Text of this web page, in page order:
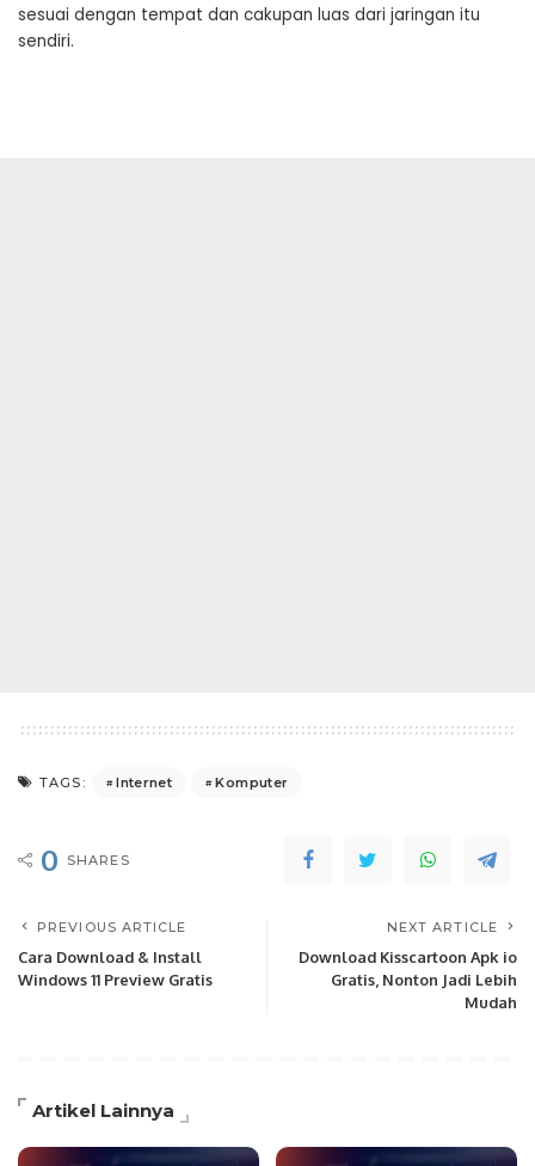
sesuai dengan tempat dan cakupan luas dari jaringan itu
sendiri.
TAGS: Internet Komputer
0 SHARES
PREVIOUS ARTICLE
Cara Download & Install
Windows 11 Preview Gratis
NEXT ARTICLE
Download Kisscartoon Apk io
Gratis, Nonton Jadi Lebih
Mudah
Artikel Lainnya